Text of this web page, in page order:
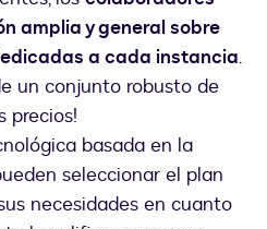
amplia y general sobre
a cada instancia.
un conjunto robusto de
precios!
basada en la
seleccionar el plan
necesidades en cuanto